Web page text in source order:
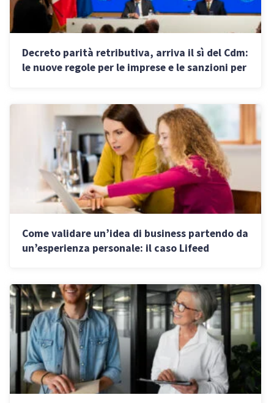
Decreto parità retributiva, arriva il sì del Cdm:
le nuove regole per le imprese e le sanzioni per
Come validare un’idea di business partendo da
un’esperienza personale: il caso Lifeed